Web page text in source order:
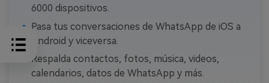
6000 dispositivos.
Pasa tus conversaciones de WhatsApp de iOS a
Android y viceversa.
Respalda contactos, fotos, música, videos,
calendarios, datos de WhatsApp y más.